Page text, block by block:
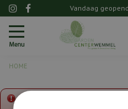
a
o
HOME
Vandaag